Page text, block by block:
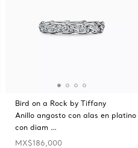
Bird on a Rock by Tiffany
Anillo angosto con alas en platino
con diam …
MX$186,000